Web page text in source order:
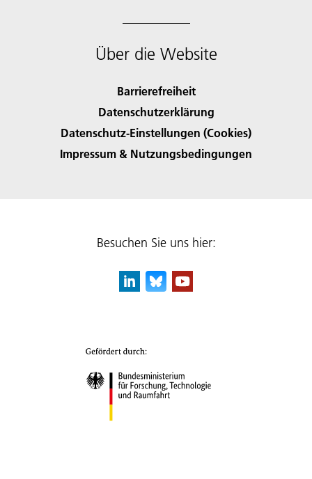
Über die Website
Barrierefreiheit
Datenschutzerklärung
Datenschutz-Einstellungen (Cookies)
Impressum & Nutzungsbedingungen
Besuchen Sie uns hier: